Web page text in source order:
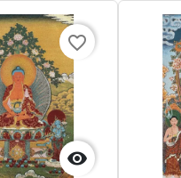

favorite_border